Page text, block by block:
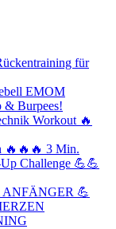
für
EMOM
& Burpees!
Workout 🔥
🔥🔥🔥 3 Min.
Challenge 💪💪
💪